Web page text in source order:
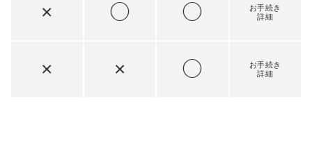
× ◯ ◯
お手続き
詳細
× × ◯
お手続き
詳細